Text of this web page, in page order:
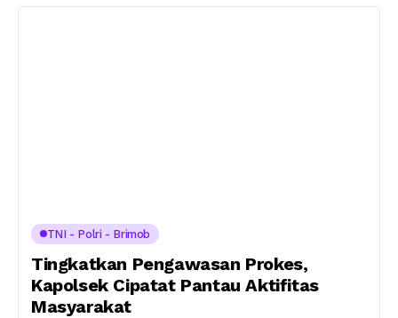
TNI - Polri - Brimob
Tingkatkan Pengawasan Prokes,
Kapolsek Cipatat Pantau Aktifitas
Masyarakat